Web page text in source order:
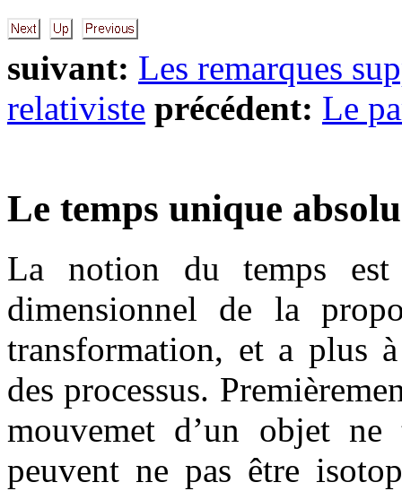
suivant: Les remarques
relativiste précédent: Le
Le temps unique absolu
La notion du temps
dimensionnel de la
transformation, et a plus
des processus.
mouvemet d’un objet
peuvent ne pas être